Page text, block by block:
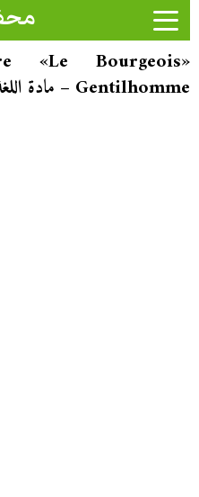
«Le Bourgeois
Gentilhomme – مادة اللغة الفرنسية – جذع مشترك